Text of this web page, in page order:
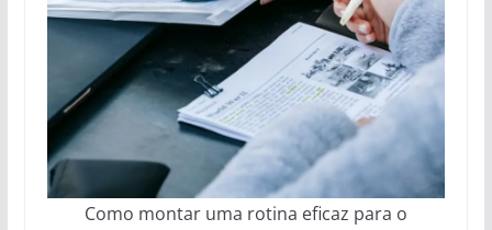
Como montar uma rotina eficaz para o